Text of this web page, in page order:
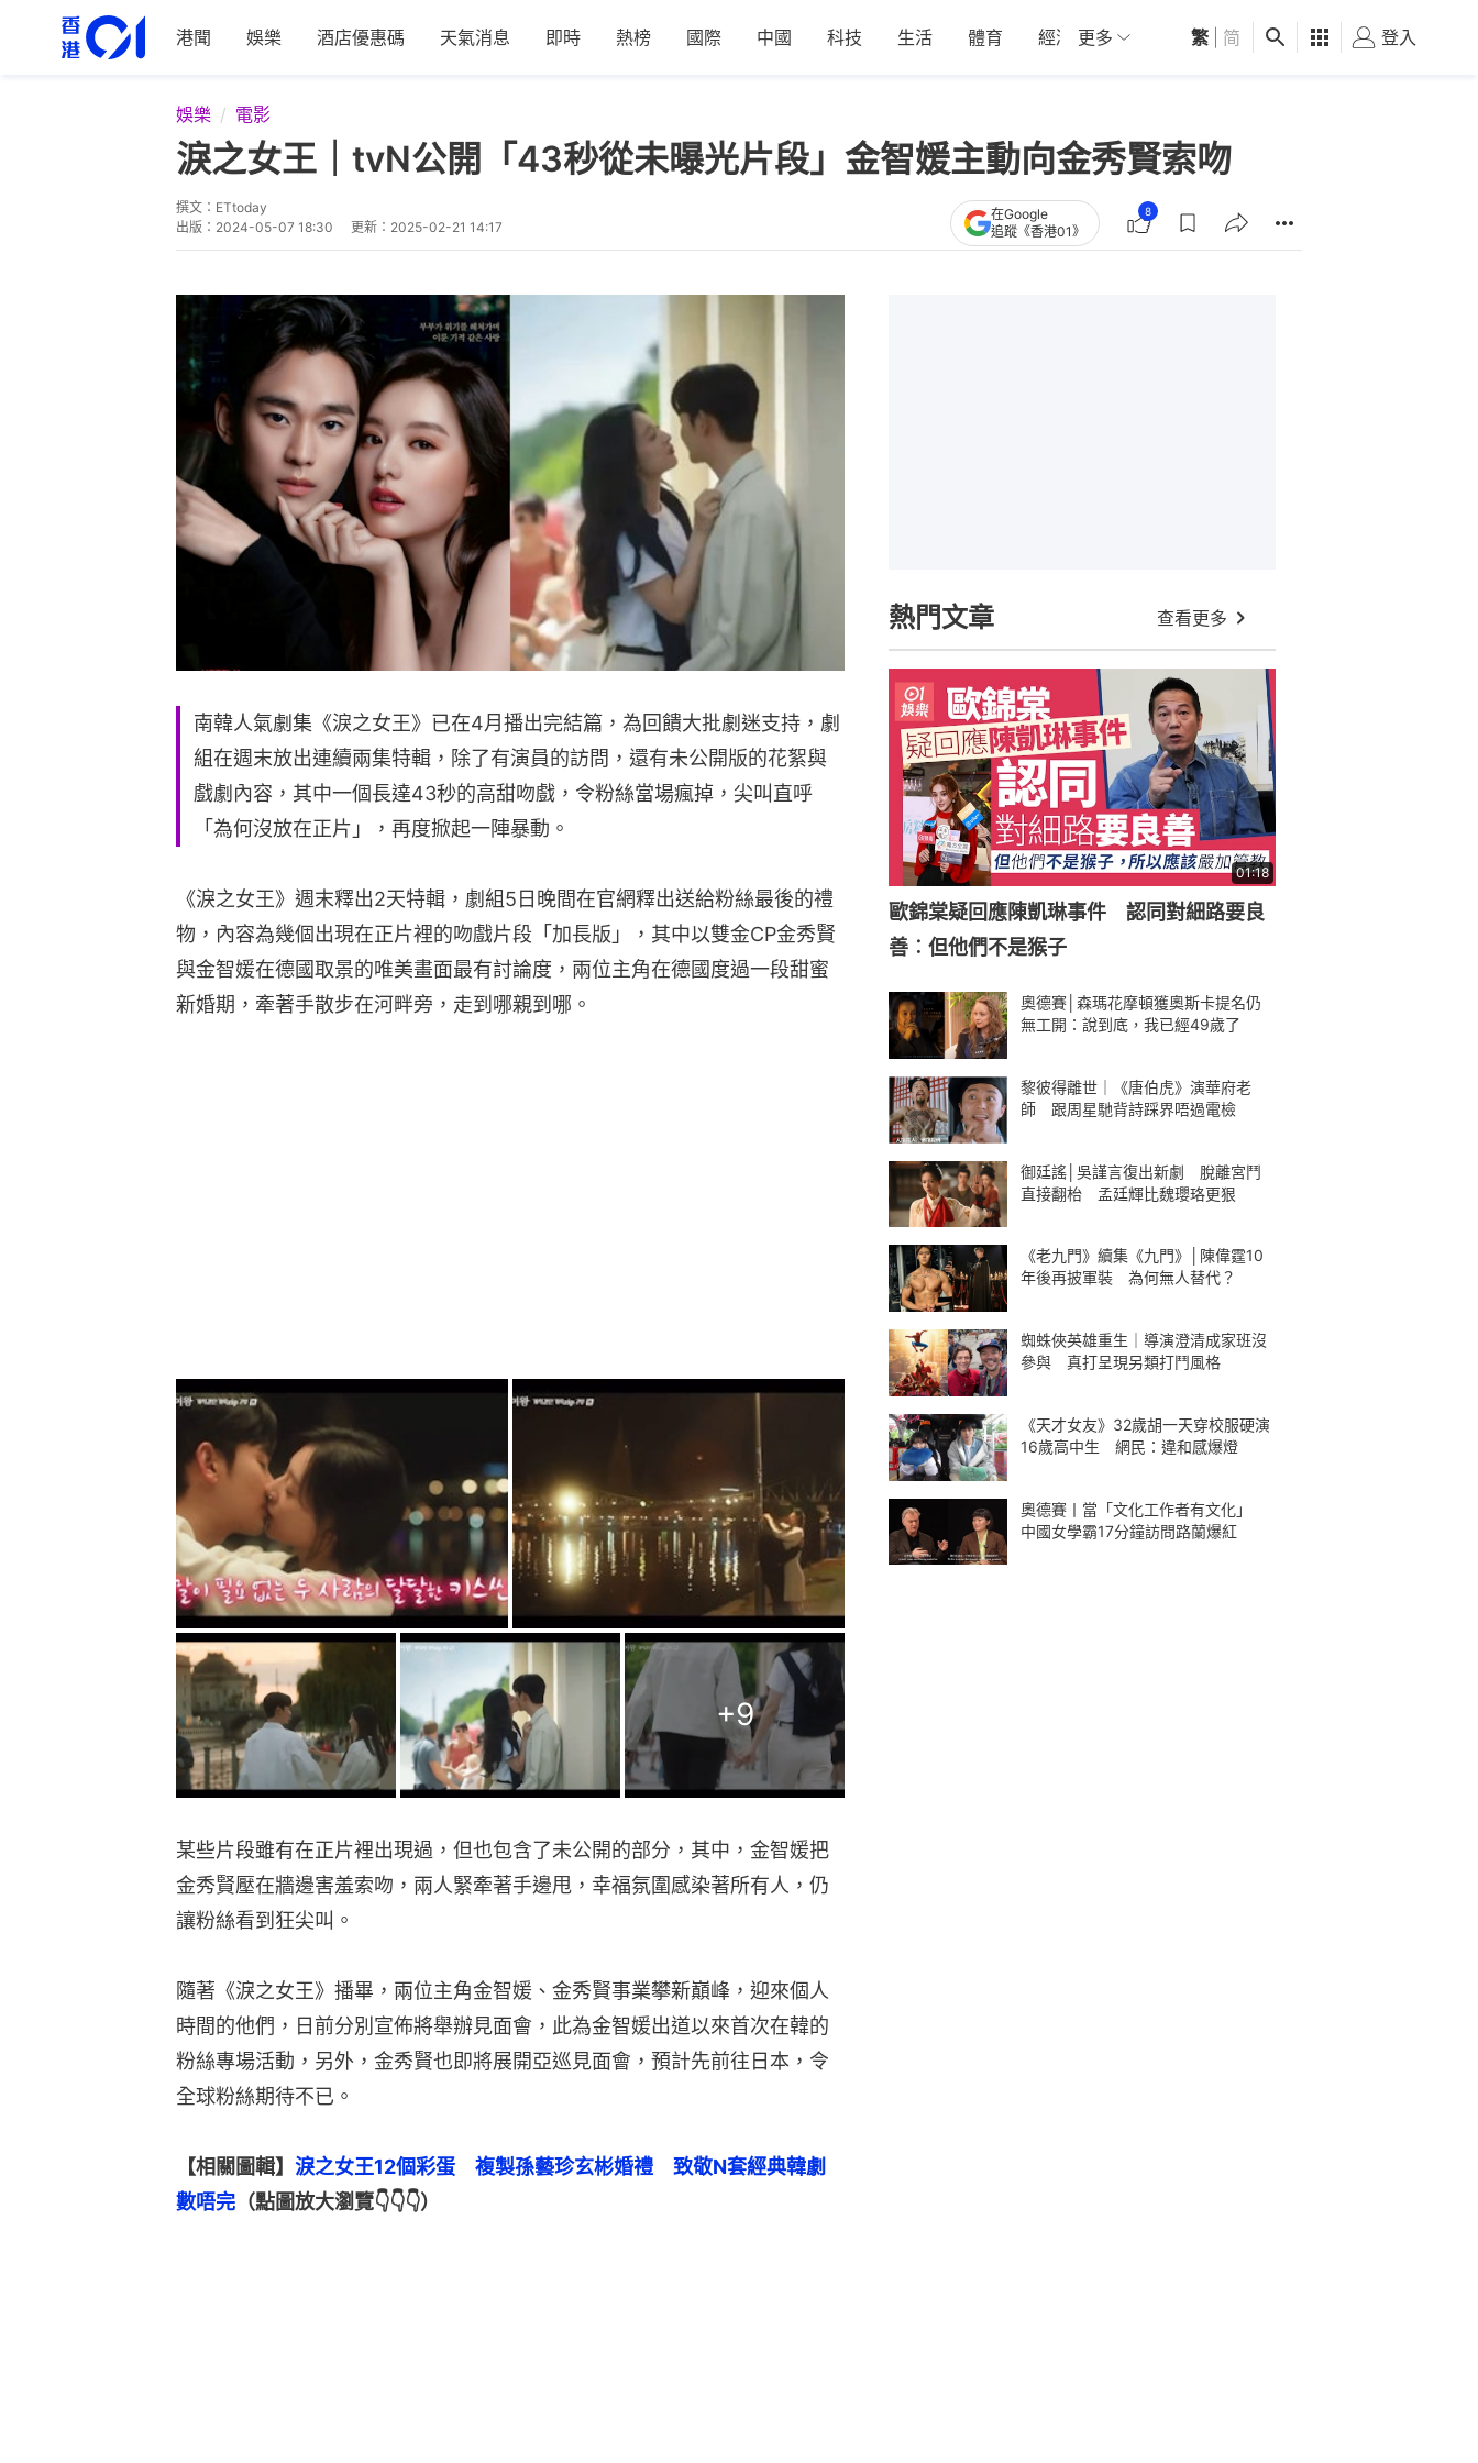
港聞 娛樂 酒店優惠碼 天氣消息 即時 熱榜 國際 中國 科技 生活 體育 經濟 01深圳 觀點 健康 好食玩飛
更多 繁 简 登入
娛樂 電影
淚之女王｜tvN公開「43秒從未曝光片段」金智媛主動向金秀賢索吻
撰文： ETtoday
出版： 2024-05-07 18:30 更新： 2025-02-21 14:17
在Google
追蹤《香港01》
8
南韓人氣劇集《淚之女王》已在4月播出完結篇，為回饋大批劇迷支持，劇
組在週末放出連續兩集特輯，除了有演員的訪問，還有未公開版的花絮與
戲劇內容，其中一個長達43秒的高甜吻戲，令粉絲當場瘋掉，尖叫直呼
「為何沒放在正片」，再度掀起一陣暴動。
《淚之女王》週末釋出2天特輯，劇組5日晚間在官網釋出送給粉絲最後的禮
物，內容為幾個出現在正片裡的吻戲片段「加長版」，其中以雙金CP金秀賢
與金智媛在德國取景的唯美畫面最有討論度，兩位主角在德國度過一段甜蜜
新婚期，牽著手散步在河畔旁，走到哪親到哪。
+9
某些片段雖有在正片裡出現過，但也包含了未公開的部分，其中，金智媛把
金秀賢壓在牆邊害羞索吻，兩人緊牽著手邊甩，幸福氛圍感染著所有人，仍
讓粉絲看到狂尖叫。
隨著《淚之女王》播畢，兩位主角金智媛、金秀賢事業攀新巔峰，迎來個人
時間的他們，日前分別宣佈將舉辦見面會，此為金智媛出道以來首次在韓的
粉絲專場活動，另外，金秀賢也即將展開亞巡見面會，預計先前往日本，令
全球粉絲期待不已。
【相關圖輯】 淚之女王12個彩蛋　複製孫藝珍玄彬婚禮　致敬N套經典韓劇
數唔完 （點圖放大瀏覽👇👇👇）
熱門文章 查看更多
01:18
歐錦棠疑回應陳凱琳事件 認同對細路要良
善︰但他們不是猴子
奧德賽│森瑪花摩頓獲奧斯卡提名仍
無工開：說到底，我已經49歲了
黎彼得離世｜《唐伯虎》演華府老
師 跟周星馳背詩踩界唔過電檢
御廷謠│吳謹言復出新劇 脫離宮鬥
直接翻枱 孟廷輝比魏瓔珞更狠
《老九門》續集《九門》│陳偉霆10
年後再披軍裝 為何無人替代？
蜘蛛俠英雄重生｜導演澄清成家班沒
參與 真打呈現另類打鬥風格
《天才女友》32歲胡一天穿校服硬演
16歲高中生 網民：違和感爆燈
奧德賽丨當「文化工作者有文化」
中國女學霸17分鐘訪問路蘭爆紅